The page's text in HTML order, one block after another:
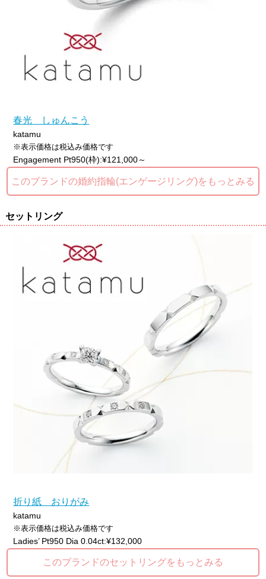
春光 しゅんこう
katamu
※表示価格は税込み価格です
Engagement Pt950(枠):¥121,000～
このブランドの婚約指輪(エンゲージリング)をもっとみる
セットリング
折り紙 おりがみ
katamu
※表示価格は税込み価格です
Ladies’ Pt950 Dia 0.04ct:¥132,000
このブランドのセットリングをもっとみる